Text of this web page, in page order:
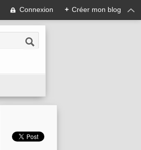
Connexion + Créer mon blog